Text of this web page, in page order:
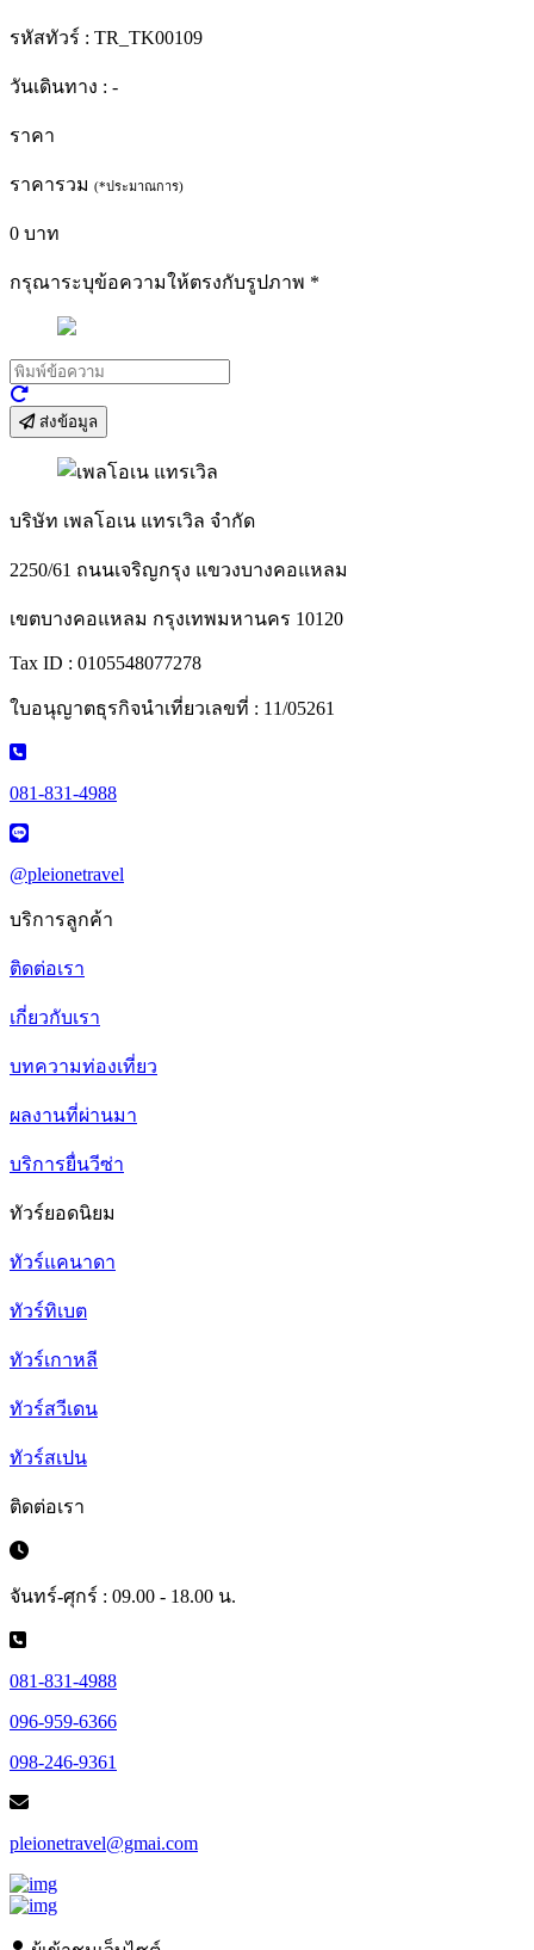
รหัสทัวร์ : TR_TK00109
วันเดินทาง : -
ราคา
ราคารวม (*ประมาณการ)
0 บาท
กรุณาระบุข้อความให้ตรงกับรูปภาพ *
ส่งข้อมูล
บริษัท เพลโอเน แทรเวิล จำกัด
2250/61 ถนนเจริญกรุง แขวงบางคอแหลม
เขตบางคอแหลม กรุงเทพมหานคร 10120
Tax ID : 0105548077278
ใบอนุญาตธุรกิจนำเที่ยวเลขที่ : 11/05261
081-831-4988
@pleionetravel
บริการลูกค้า
ติดต่อเรา
เกี่ยวกับเรา
บทความท่องเที่ยว
ผลงานที่ผ่านมา
บริการยื่นวีซ่า
ทัวร์ยอดนิยม
ทัวร์แคนาดา
ทัวร์ทิเบต
ทัวร์เกาหลี
ทัวร์สวีเดน
ทัวร์สเปน
ติดต่อเรา
จันทร์-ศุกร์ : 09.00 - 18.00 น.
081-831-4988
096-959-6366
098-246-9361
pleionetravel@gmai.com